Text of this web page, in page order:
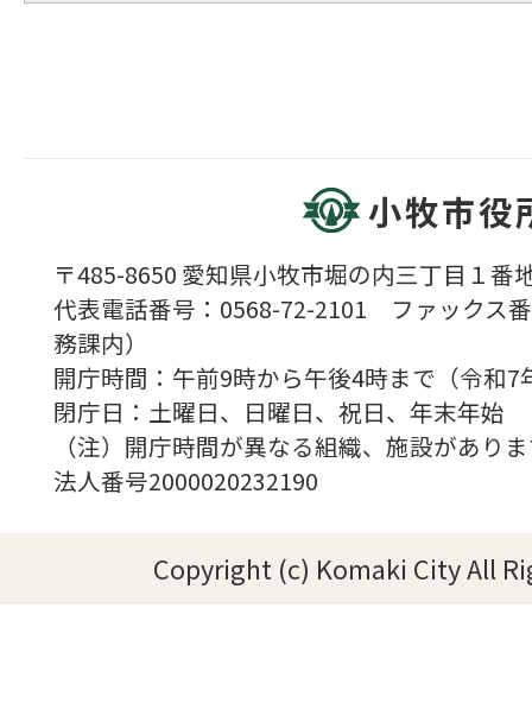
小牧市役
〒485-8650 愛知県小牧市堀の内三丁目１番
代表電話番号：0568-72-2101 ファックス
務課内）
開庁時間：午前9時から午後4時まで（令
閉庁日：土曜日、日曜日、祝日、年末年始
（注）開庁時間が異なる組織、施設があり
法人番号2000020232190
Copyright (c) Komaki City All